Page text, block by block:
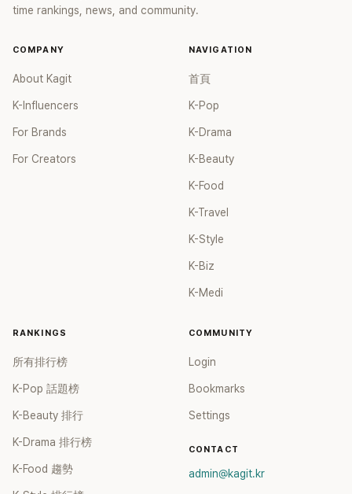
time rankings, news, and community.
COMPANY
About Kagit
K-Influencers
For Brands
For Creators
NAVIGATION
首頁
K-Pop
K-Drama
K-Beauty
K-Food
K-Travel
K-Style
K-Biz
K-Medi
RANKINGS
所有排行榜
K-Pop 話題榜
K-Beauty 排行
K-Drama 排行榜
K-Food 趨勢
COMMUNITY
Login
Bookmarks
Settings
CONTACT
admin@kagit.kr